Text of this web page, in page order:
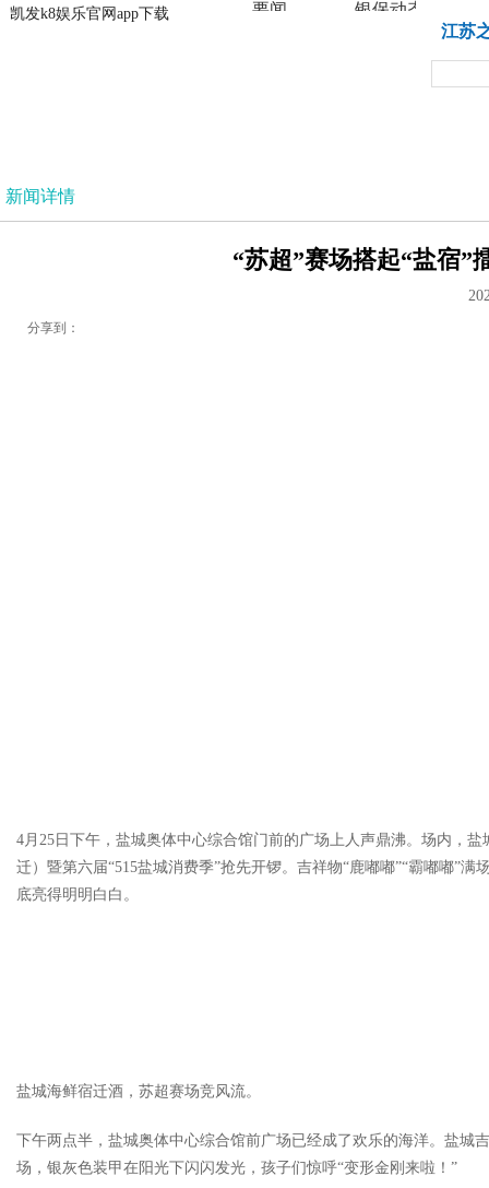
凯发k8娱乐官网app下载
凯发k8娱乐官网app下载
要闻 银保动态
江苏
新闻详情
“苏超”赛场搭起“盐宿”
分享到：
4月25日下午，盐城奥体中心综合馆门前的广场上人声鼎沸。场内，
迁）暨第六届“515盐城消费季”抢先开锣。吉祥物“鹿嘟嘟”“霸嘟嘟”
底亮得明明白白。
盐城海鲜宿迁酒，苏超赛场竞风流。
下午两点半，盐城奥体中心综合馆前广场已经成了欢乐的海洋。盐城
场，银灰色装甲在阳光下闪闪发光，孩子们惊呼“变形金刚来啦！”